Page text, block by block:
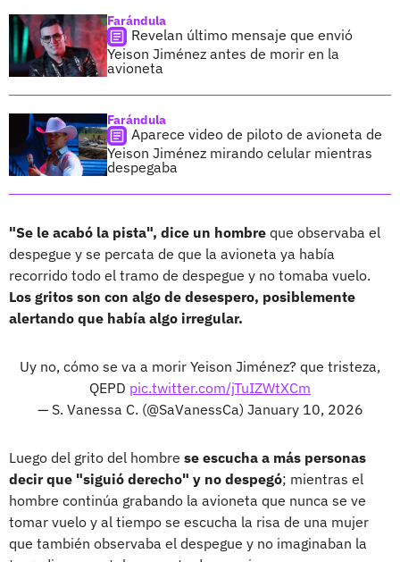
Farándula
Revelan último mensaje que envió
Yeison Jiménez antes de morir en la
avioneta
Farándula
Aparece video de piloto de avioneta de
Yeison Jiménez mirando celular mientras
despegaba
"Se le acabó la pista", dice un hombre que observaba el
despegue y se percata de que la avioneta ya había
recorrido todo el tramo de despegue y no tomaba vuelo.
Los gritos son con algo de desespero, posiblemente
alertando que había algo irregular.
Uy no, cómo se va a morir Yeison Jiménez? que tristeza,
QEPD pic.twitter.com/jTuIZWtXCm
— S. Vanessa C. (@SaVanessCa) January 10, 2026
Luego del grito del hombre se escucha a más personas
decir que "siguió derecho" y no despegó; mientras el
hombre continúa grabando la avioneta que nunca se ve
tomar vuelo y al tiempo se escucha la risa de una mujer
que también observaba el despegue y no imaginaban la